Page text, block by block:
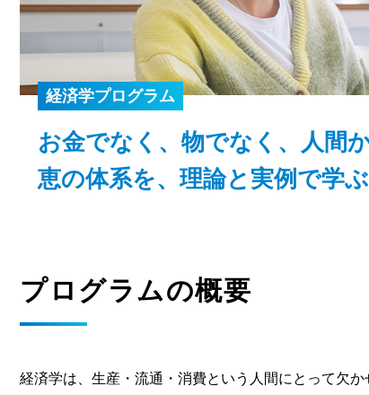
経済学プログラム
お金でなく、物でなく、人間
恵の体系を、理論と実例で学ぶ
プログラムの概要
経済学は、生産・流通・消費という人間にとって欠か